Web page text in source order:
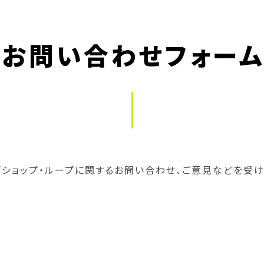
お問い合わせフォー
ョップ・ループに関するお問い合わせ、ご意見などを受